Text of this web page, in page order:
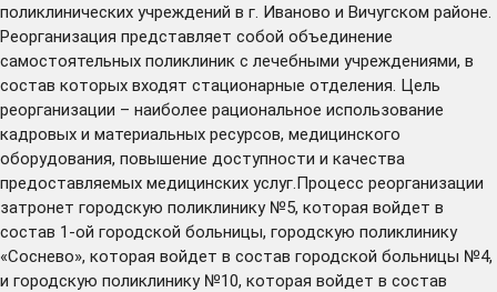
поликлинических учреждений в г. Иваново и Вичугском районе.
Реорганизация представляет собой объединение
самостоятельных поликлиник с лечебными учреждениями, в
состав которых входят стационарные отделения. Цель
реорганизации – наиболее рациональное использование
кадровых и материальных ресурсов, медицинского
оборудования, повышение доступности и качества
предоставляемых медицинских услуг.Процесс реорганизации
затронет городскую поликлинику №5, которая войдет в
состав 1-ой городской больницы, городскую поликлинику
«Соснево», которая войдет в состав городской больницы №4,
и городскую поликлинику №10, которая войдет в состав